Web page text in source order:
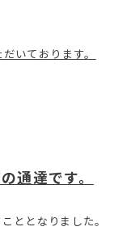
いております。
通達です。
ととなりました。